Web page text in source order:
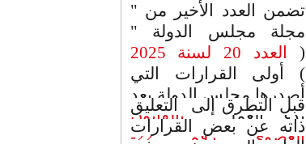
تضمن العدد الأخير من "
مجلة مجلس الدولة "
(
العدد 20 لسنة 2025
) أولى القرارات التي
أصدرها مجلس الدولة بعد
بدء العملبالقانون
العضوي رقم 22-
قبل التطرق إلى التعليق
ذاته عن بعض القرارات